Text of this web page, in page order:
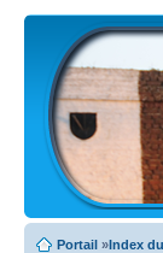
Portail »Index